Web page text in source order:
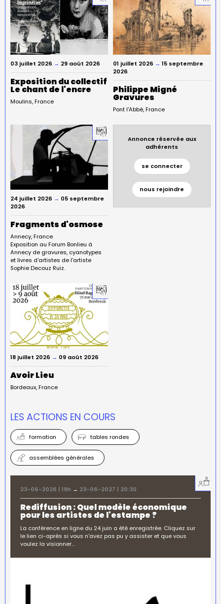
03 juillet 2026 → 29 août 2026
Exposition du collectif
Le chant de l'encre
Moulins France
01 juillet 2026 → 15 septembre
2026
Philippe Migné
Gravures
Pont l'Abbé France
24 juillet 2026 → 05 septembre
2026
Fragments d'osmose
Annecy France
Exposition au Forum Bonlieu à
Annecy de gravures, cyanotypes
et livres d'artistes de l'artiste
Sophie Decouz Ruiz.
Annonce réservée aux
adhérents
se connecter
nous rejoindre
18 juillet 2026 → 09 août 2026
Avoir Lieu
Bordeaux France
LES ACTIONS EN COURS
formation tables rondes
assemblées générales
23-06-2026 | 19h → 23-06-2027 | 20:30
Rediffusion : Quel modèle économique
pour les artistes de l'estampe ?
La conférence en ligne du 24 juin a été enregistrée. Cliquez sur
le lien ci-après si vous n'avez pas pu y assister et que vous
voulez la visionner…